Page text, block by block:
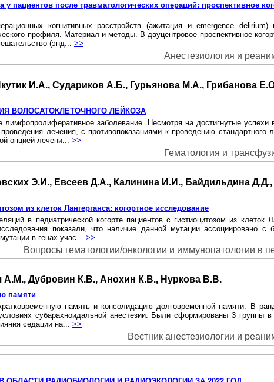
пациентов после травматологических операций: проспективное
когнитивных расстройств (ажитация и emergence
профиля. Материал и методы. B двуцентровое проспективное
(энд... >>
Анестезиология и
И.А., Судариков А.Б., Гурьянова М.А., Грибанова
ВОЛОСАТОКЛЕТОЧНОГО ЛЕЙКОЗА
заболевание. Несмотря на достигнутые успехи
лечения, с противопоказаниями к проведению стандартного
опцией лечени... >>
Гематология и
Э.И., Евсеев Д.А., Калинина И.И., Байдильдина
из клеток Лангерганса: когортное исследование
в педиатрической когорте пациентов с гистиоцитозом из
показали, что наличие данной мутации ассоциировано
в генах-учас... >>
Вопросы гематологии/онкологии и иммунопатологии в
Дубровин К.В., Анохин К.В., Нуркова В.В.
памяти
память и консолидацию долговременной памяти. В
субарахноидальной анестезии. Были сформированы 3 группы в
седации на... >>
Вестник анестезиологии и